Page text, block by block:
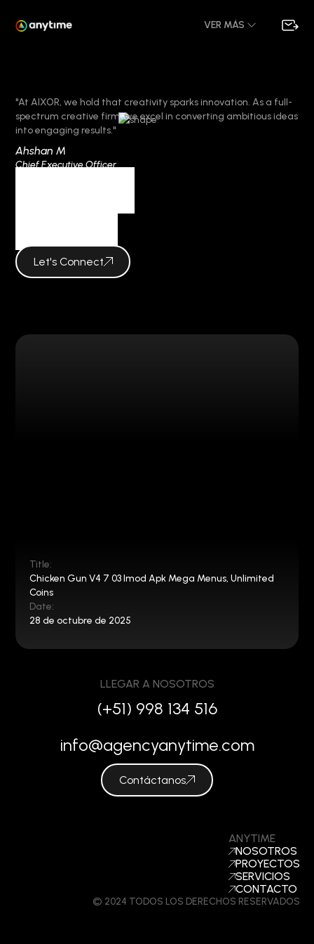
VER MÁS
"At AIXOR, we hold that creativity sparks innovation. As a full-
spectrum creative firm, we excel in converting ambitious ideas
into engaging results."
Ahshan M
Chief Executive Officer
Let's Connect
Title:
Chicken Gun V4 7 03 Imod Apk Mega Menus, Unlimited
Coins
Date:
28 de octubre de 2025
ANYTIME
NOSOTROS
PROYECTOS
SERVICIOS
CONTACTO
© 2024 TODOS LOS DERECHOS RESERVADOS
LLEGAR A NOSOTROS
(+51) 998 134 516
info@agencyanytime.com
Contáctanos